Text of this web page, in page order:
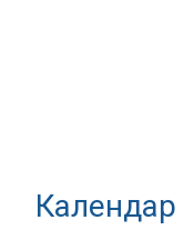
Календар